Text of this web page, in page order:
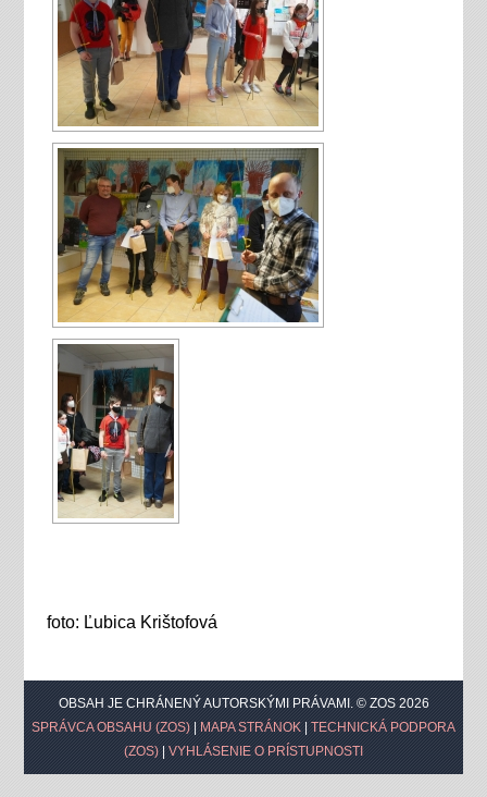
foto: Ľubica Krištofová
OBSAH JE CHRÁNENÝ AUTORSKÝMI PRÁVAMI. © ZOS 2026
SPRÁVCA OBSAHU (ZOS)
MAPA STRÁNOK
TECHNICKÁ PODPORA
(ZOS)
VYHLÁSENIE O PRÍSTUPNOSTI